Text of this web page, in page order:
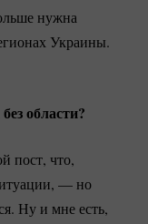
нужна
Украины.
области?
пост, что,
— но
Ну и мне есть,